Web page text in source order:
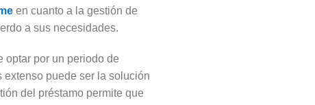
en cuanto a la gestión de
a sus necesidades.
optar por un periodo de
extenso puede ser la solución
del préstamo permite que